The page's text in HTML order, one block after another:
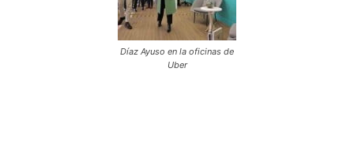
Díaz Ayuso en la oficinas de
Uber